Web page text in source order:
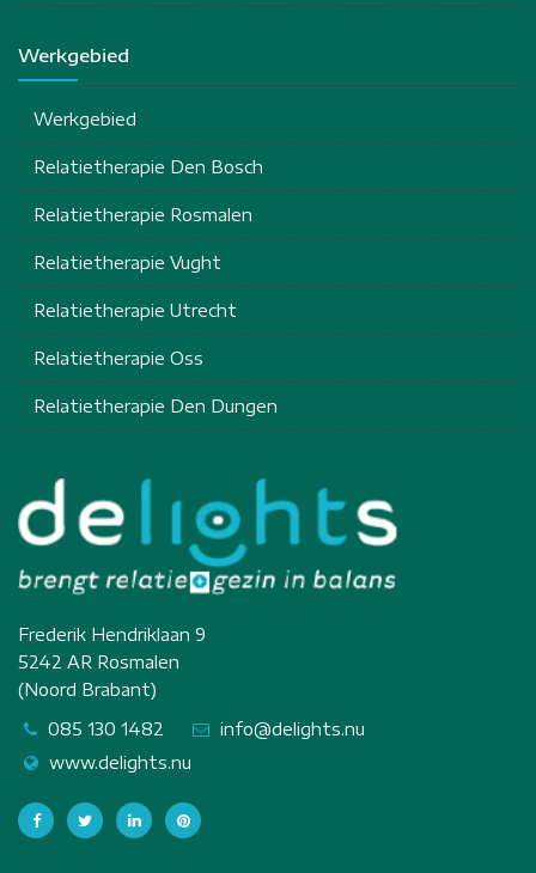
Werkgebied
Werkgebied
Relatietherapie Den Bosch
Relatietherapie Rosmalen
Relatietherapie Vught
Relatietherapie Utrecht
Relatietherapie Oss
Relatietherapie Den Dungen
Frederik Hendriklaan 9
5242 AR Rosmalen
(Noord Brabant)
085 130 1482
info@delights.nu
www.delights.nu